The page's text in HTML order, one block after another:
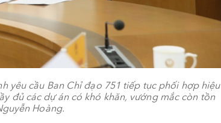
yêu cầu Ban Chỉ đạo 751 tiếp tục phối hợp hiệu
đủ các dự án có khó khăn, vướng mắc còn tồn
Hoàng.